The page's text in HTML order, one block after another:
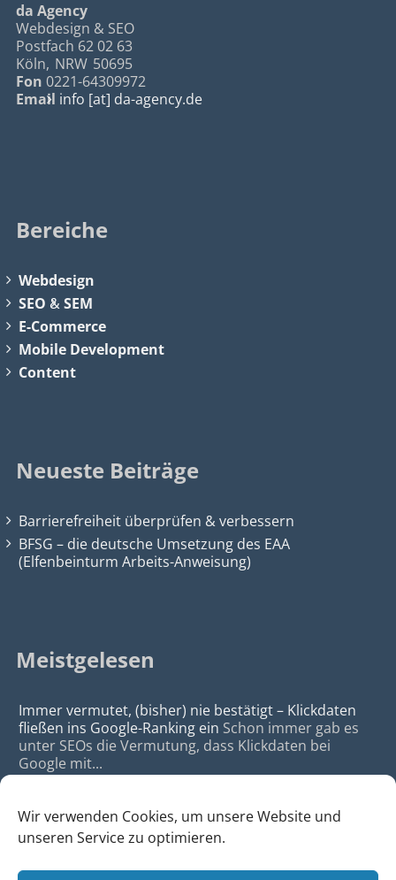
Wir verwenden Cookies, um unsere Website und
unseren Service zu optimieren.
da Agency
Webdesign & SEO
Postfach 62 02 63
Köln, NRW 50695
Fon 0221-64309972
Email info [at] da-agency.de
Bereiche
Webdesign
SEO &SEM
E-Commerce
Mobile Development
Content
Neueste Beiträge
Barrierefreiheit überprüfen & verbessern
BFSG – die deutsche Umsetzung des EAA
(Elfenbeinturm Arbeits-Anweisung)
Meistgelesen
Immer vermutet, (bisher) nie bestätigt – Klickdaten
fließen ins Google-Ranking ein Schon immer gab es
unter SEOs die Vermutung, dass Klickdaten bei
Google mit...